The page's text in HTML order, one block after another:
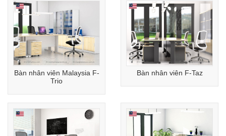
Bàn nhân viên Malaysia F-
Trio
Bàn nhân viên F-Taz